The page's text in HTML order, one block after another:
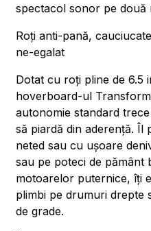
spectacol sonor pe două
Roți anti-pană,
ne-egalat
Dotat cu roți pline de 6.5
hoverboard-ul
autonomie standard
să piardă din aderență. Îl
neted sau cu ușoare
sau pe poteci de pământ
motoarelor puternice, îți
plimbi pe drumuri drepte
de grade.